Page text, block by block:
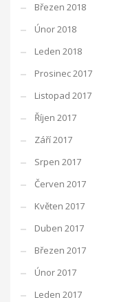
Březen 2018
Únor 2018
Leden 2018
Prosinec 2017
Listopad 2017
Říjen 2017
Září 2017
Srpen 2017
Červen 2017
Květen 2017
Duben 2017
Březen 2017
Únor 2017
Leden 2017